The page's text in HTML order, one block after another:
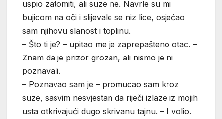
uspio zatomiti, ali suze ne. Navrle su mi
bujicom na oči i slijevale se niz lice, osjećao
sam njihovu slanost i toplinu.
– Što ti je? – upitao me je zaprepašteno otac. –
Znam da je prizor grozan, ali nismo je ni
poznavali.
– Poznavao sam je – promucao sam kroz
suze, sasvim nesvjestan da riječi izlaze iz mojih
usta otkrivajući dugo skrivanu tajnu. – I volio.